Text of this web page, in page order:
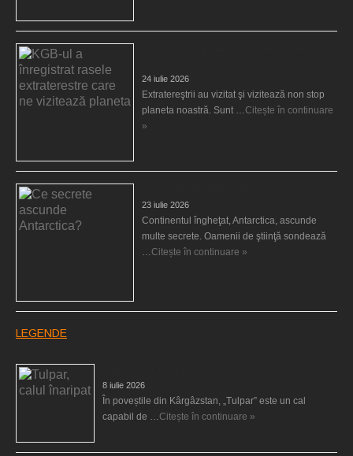
24 iulie 2026
Extratereştrii au vizitat şi vizitează non stop
planeta noastră. Sunt …Citește în continuare
»
23 iulie 2026
Continentul îngheţat, Antarctica, ascunde
multe secrete. Oamenii de ştiinţă sondează
…Citește în continuare »
LEGENDE
8 iulie 2026
În poveștile din Kârgâzstan, „Tulpar” este un cal
capabil de …Citește în continuare »